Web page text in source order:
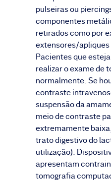
pulseiras ou
componentes
retirados como por
extensores/
Pacientes que
realizar o exame de
normalmente. Se
contraste
suspensão da
meio de contraste
extremamente
trato digestivo do
utilização).
apresentam
tomografia